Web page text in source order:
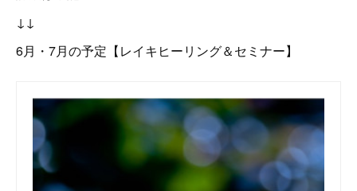
↓↓
6月・7月の予定【レイキヒーリング＆セミナー】